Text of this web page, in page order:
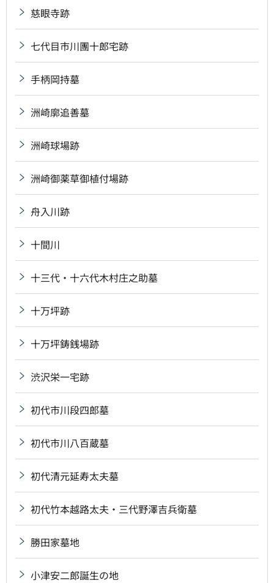
慈眼寺跡
七代目市川團十郎宅跡
手柄岡持墓
洲崎廓追善墓
洲崎球場跡
洲崎御薬草御植付場跡
舟入川跡
十間川
十三代・十六代木村庄之助墓
十万坪跡
十万坪鋳銭場跡
渋沢栄一宅跡
初代市川段四郎墓
初代市川八百蔵墓
初代清元延寿太夫墓
初代竹本越路太夫・三代野澤吉兵衛墓
勝田家墓地
小津安二郎誕生の地